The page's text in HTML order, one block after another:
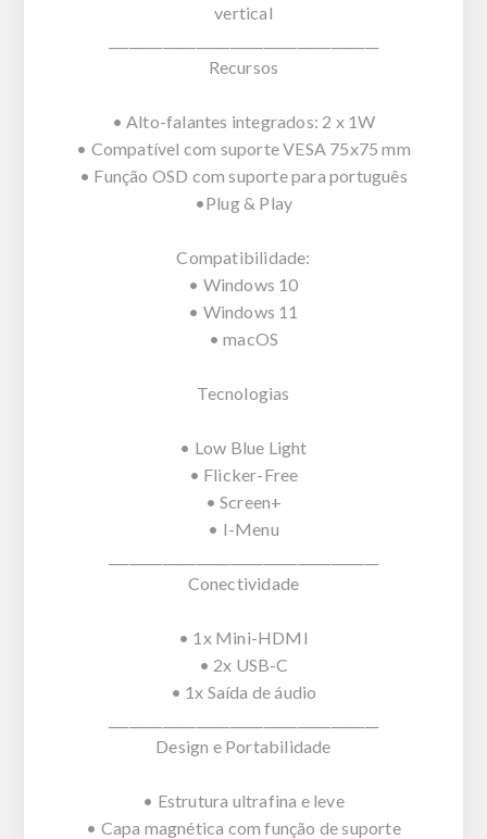
vertical
Recursos
• Alto-falantes integrados: 2 x 1W
• Compatível com suporte VESA 75x75 mm
• Função OSD com suporte para português
•Plug & Play
Compatibilidade:
• Windows 10
• Windows 11
• macOS
Tecnologias
• Low Blue Light
• Flicker-Free
• Screen+
• I-Menu
Conectividade
• 1x Mini-HDMI
• 2x USB-C
• 1x Saída de áudio
Design e Portabilidade
• Estrutura ultrafina e leve
• Capa magnética com função de suporte